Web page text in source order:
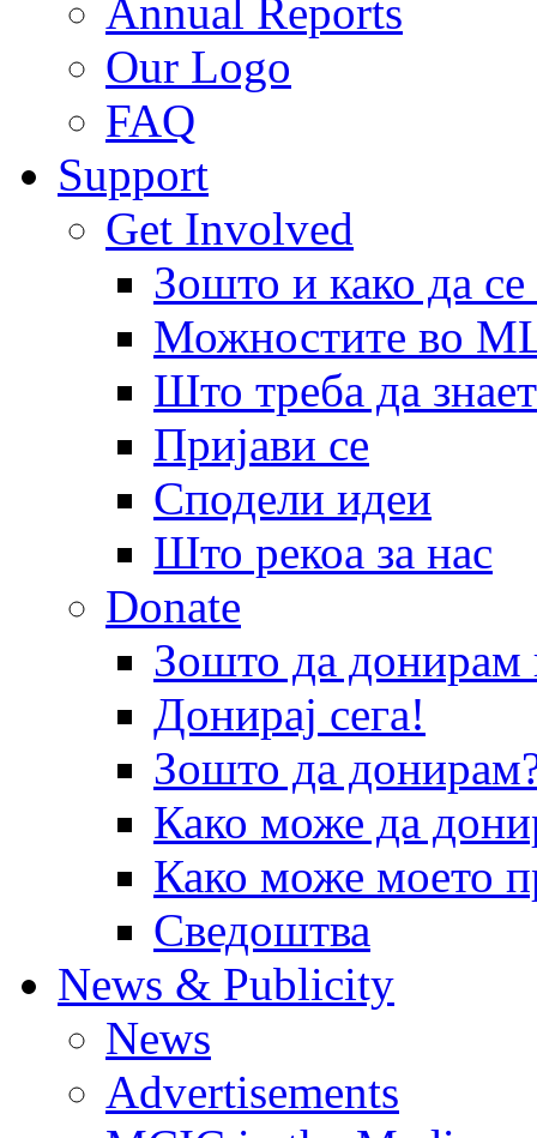
Annual Reports
Our Logo
FAQ
Support
Get Involved
Зошто и како да
Можностите во
Што треба да
Пријави се
Сподели идеи
Што рекоа за нас
Donate
Зошто да
Донирај сега!
Зошто да
Како може да
Како може моето
Сведоштва
News & Publicity
News
Advertisements